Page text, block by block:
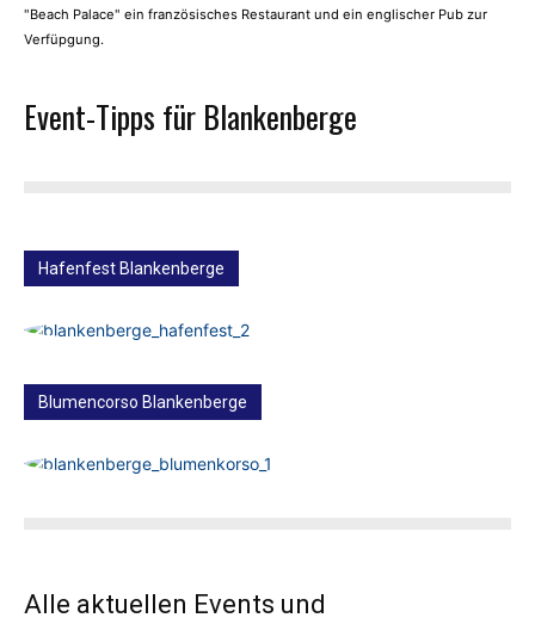
"Beach Palace" ein französisches Restaurant und ein englischer Pub zur
Verfüpgung.
Event-Tipps für Blankenberge
Hafenfest Blankenberge
Blumencorso Blankenberge
Alle aktuellen Events und